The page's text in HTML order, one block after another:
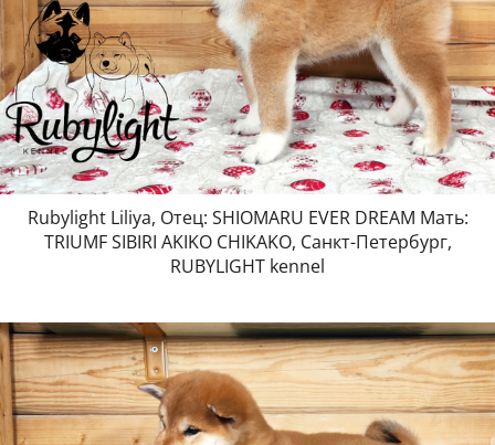
Rubylight Liliya, Отец: SHIOMARU EVER DREAM Мать:
TRIUMF SIBIRI AKIKO CHIKAKO, Санкт-Петербург,
RUBYLIGHT kennel